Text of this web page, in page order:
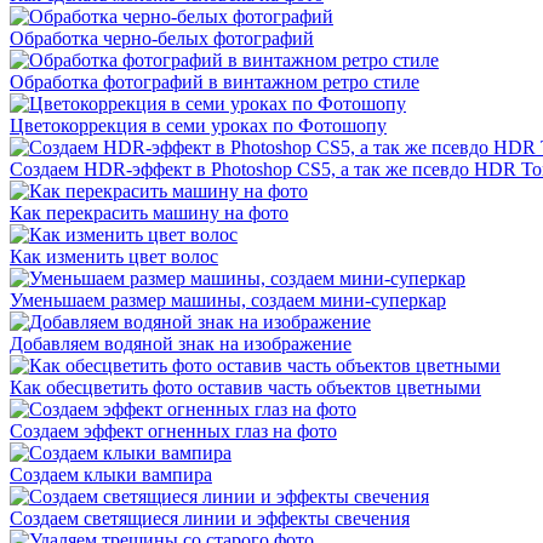
Обработка черно-белых фотографий
Обработка фотографий в винтажном ретро стиле
Цветокоррекция в семи уроках по Фотошопу
Создаем HDR-эффект в Photoshop CS5, а так же псевдо HDR
Как перекрасить машину на фото
Как изменить цвет волос
Уменьшаем размер машины, создаем мини-суперкар
Добавляем водяной знак на изображение
Как обесцветить фото оставив часть объектов цветными
Создаем эффект огненных глаз на фото
Создаем клыки вампира
Создаем светящиеся линии и эффекты свечения